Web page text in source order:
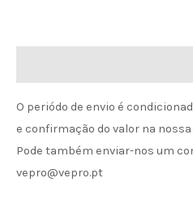
O periódo de envio é
e confirmação do valor na
Pode também enviar-nos um
vepro@vepro.pt